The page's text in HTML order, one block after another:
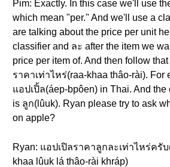
Pim: Exactly. In this case we'll use
which mean "per." And we'll use a
are talking about the price per unit
classifier and ละ after the item we
price per item of. And then follow
ราคาเท่าไหร่(raa-khaa thâo-rài). For
แอปเปิ้ล(áep-bpôen) in Thai. And the
is ลูก(lûuk). Ryan please try to ask
on apple?
Ryan: แอปเปิลราคาลูกละเท่าไหร่ครั
khaa lûuk lá thâo-rài khráp)